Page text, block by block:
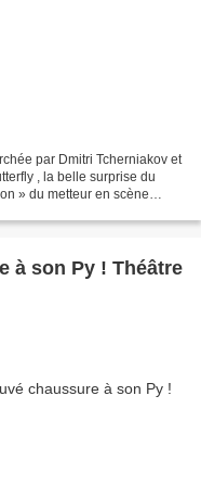
par Dmitri Tcherniakov et
, la belle surprise du
» du metteur en scène
à son Py ! Théâtre